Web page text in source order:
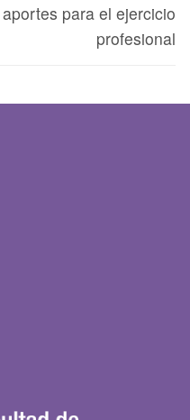
aportes para el ejercicio
profesional